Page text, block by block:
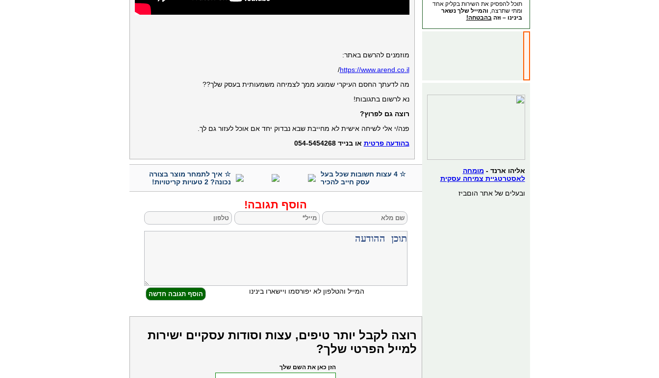
תוכל להפסיק את השירות בקליק אחד
ומתי שתרצה, והמייל שלך נשאר
בינינו – וזהבהבטחה!
אליהו ארנד - מומחה
לאסטרטגיית צמיחה עסקית
ובעלים של אתר הוםביז
מוזמנים להרשם באתר:
https://www.arend.co.il
/
מה לדעתך החסם העיקרי שמונע ממך לצמיחה משמעותית בעסק שלך??
נא לרשום בתגובות!
רוצה גם לפרוץ?
פנה/י אלי לשיחה אישית לא מחייבת שבא נבדוק יחד אם אוכל לעזור גם לך.
בהודעה פרטית או בנייד 054-5454268
☆ 4 עצות חשובות שכל בעל
עסק חייב להכיר
☆ איך לתמחר מוצר בצורה
נכונה? 2 טעויות קריטויות!
הוסף תגובה!
המייל והטלפון לא יפורסמו ויישארו בינינו
רוצה לקבל יותר טיפים, עצות וסודות עסקיים ישירות
למייל הפרטי שלך?
הזן כאן את השם שלך